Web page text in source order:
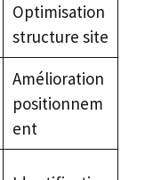
Optimisation
structure site
Amélioration
positionnem
ent